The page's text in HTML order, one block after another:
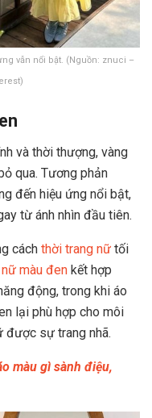
vẫn nổi bật. (Nguồn: znuci –
và thời thượng, vàng
qua. Tương phản
đến hiệu ứng nổi bật,
từ ánh nhìn đầu tiên.
cách thời trang nữ tối
màu đen kết hợp
động, trong khi áo
lại phù hợp cho môi
được sự trang nhã.
màu gì sành điệu,